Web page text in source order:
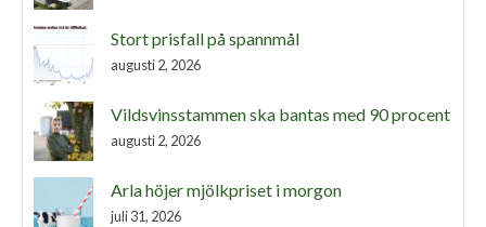
Stort prisfall på spannmål
augusti 2, 2026
Vildsvinsstammen ska bantas med 90 procent
augusti 2, 2026
Arla höjer mjölkpriset i morgon
juli 31, 2026